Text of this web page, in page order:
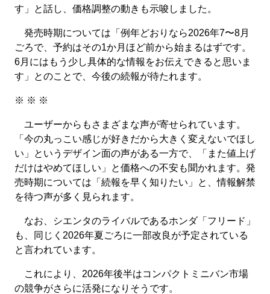
す」と話し、価格調整の動きも示唆しました。
発売時期については「例年どおりなら2026年7〜8月
ごろで、予約はその1か月ほど前から始まるはずです。
6月にはもう少し具体的な情報をお伝えできると思いま
す」とのことで、今後の続報が待たれます。
※ ※ ※
ユーザーからもさまざまな声が寄せられています。
「今の丸っこい感じが好きだから大きく変えないでほし
い」というデザイン面の声がある一方で、「また値上げ
だけはやめてほしい」と価格への不安も聞かれます。発
売時期については「続報を早く知りたい」と、情報解禁
を待つ声が多く見られます。
なお、シエンタのライバルであるホンダ「フリード」
も、同じく2026年夏ごろに一部改良が予定されている
と言われています。
これにより、2026年後半はコンパクトミニバン市場
の競争がさらに活発になりそうです。